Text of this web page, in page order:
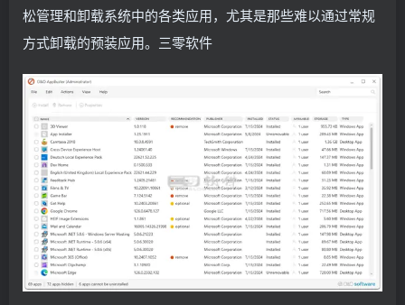
松管理和卸载系统中的各类应用，尤其是那些难以通过常规
方式卸载的预装应用。三零软件